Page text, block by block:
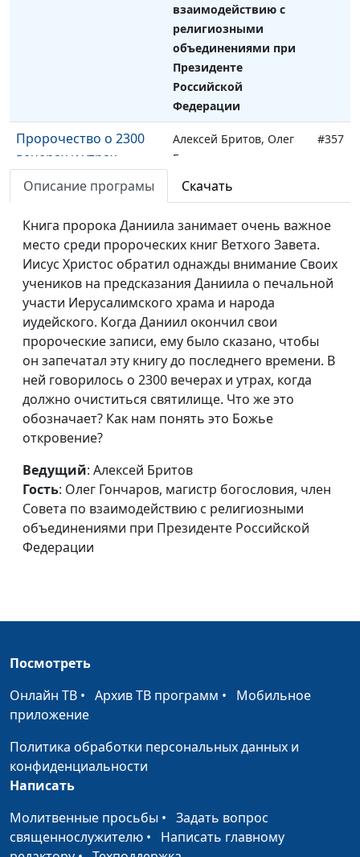
взаимодействию с
религиозными
объединениями при
Президенте
Российской
Федерации
Пророчество о 2300
вечерах и утрах
(первая часть)
Алексей Бритов, Олег
Гончаров, магистр
религиозными
объединениями при
Президенте
Российской Федерации
#357
Символические звери
в пророчествах
Даниила
Алексей Бритов, Олег
Гончаров, магистр
богословия, член
Совета по
взаимодействию с
религиозными
Российской Федерации
Россия и пророчество
Библии
Алексей Бритов, Олег
Гончаров, магистр
Пророчество Даниила
Алексей Бритов, Олег
объединениями при
Президенте
Описание програмы Скачать
Книга пророка Даниила занимает очень важное
место среди пророческих книг Ветхого Завета.
Иисус Христос обратил однажды внимание Своих
учеников на предсказания Даниила о печальной
участи Иерусалимского храма и народа
иудейского. Когда Даниил окончил свои
пророческие записи, ему было сказано, чтобы
он запечатал эту книгу до последнего времени. В
ней говорилось о 2300 вечерах и утрах, когда
должно очиститься святилище. Что же это
обозначает? Как нам понять это Божье
откровение?
Ведущий: Алексей Бритов
Гость: Олег Гончаров, магистр богословия, член
Совета по взаимодействию с религиозными
объединениями при Президенте Российской
Федерации
Посмотреть
Онлайн ТВ • Архив ТВ программ • Мобильное
приложение
Политика обработки персональных данных и
конфиденциальности
Написать
Молитвенные просьбы • Задать вопрос
священнослужителю • Написать главному